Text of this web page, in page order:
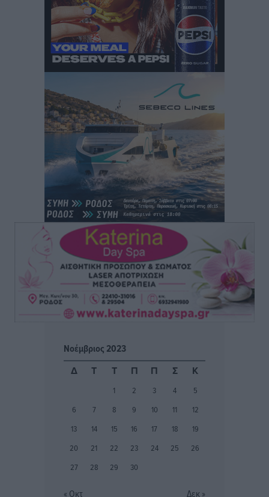
Στα 2-2,35 GW ο στόχος για τα πρώτα υπεράκτια
αιολικά πάρκα που θα λειτουργήσουν στη χώρα μας
Ειδήσεις• πριν 3 ώρες
Η Ελλάδα κρατά το τουριστικό momentum, παρά τις
γεωπολιτικές αναταράξεις
Ειδήσεις• πριν 3 ώρες
Σε κόκκινο συναγερμό επτά Περιφέρειες – Οι οδηγίες
της Πολιτικής Προστασίας και ο Χάρτης Πρόβλεψης
πριν 4 ώρες
ΑΑΔΕ: Αυξάνονται οι «καρφωτές» για φοροδιαφυγή
– Στο μικροσκόπιο τουριστικοί προορισμοί, ταμειακές
και συναλλαγές POS
πριν 4 ώρες
Δημόσιο: Το νέο καθεστώς επιλογής προϊσταμένων, τι
προβλέπει το νομοσχέδιο του Υπ. Εσωτερικών
Αστυπάλαια: Το φως που μένει αναμμένο στο κάστρο
τροχόσπιτα
Νοέμβριος 2023
Δ
Τ Τ Π Π Σ Κ
1 2 3 4
5
6
7 8 9 10 11
12
13
14 15 16 17 18
19
20
21 22 23 24 25
26
27
28 29 30
« Οκτ Δεκ »